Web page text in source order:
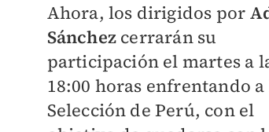
Ahora, los dirigidos por
Sánchezcerrarán su
participación el martes a
18:00 horas enfrentando a
Selección de Perú, con el